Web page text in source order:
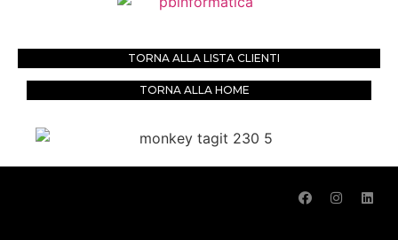
TORNA ALLA LISTA CLIENTI
TORNA ALLA HOME